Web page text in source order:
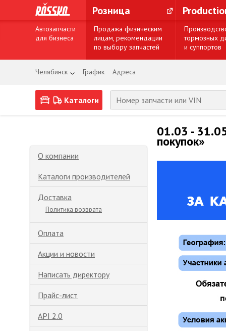
Розница
Автозапчасти
для бизнеса
Продажа физическим
лицам, рекомендации
по выбору запчастей
тормозных
и суппортов
Челябинск График Адреса
Каталоги
О компании
Каталоги производителей
Доставка
Политика возврата
Оплата
Акции и новости
Написать директору
Прайс-лист
API 2.0
01.03 -
покупок»